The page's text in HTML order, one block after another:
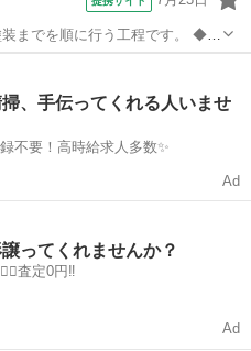
までを順に行う工程です。 ◆ト
ただきます。 ◆未経験でも安心!
ます。 ※無理のない作業環境
、手伝ってくれる人いませ
例1万円〜 / 登録不要！高時給求人多数✨
Ad
譲ってくれませんか？
査定0円‼️
Ad